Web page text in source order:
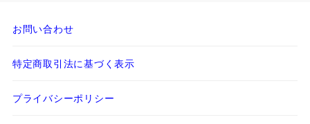
お問い合わせ
特定商取引法に基づく表示
プライバシーポリシー